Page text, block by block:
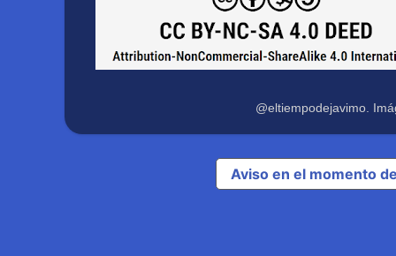
@eltiempodejavimo.
Aviso en el momento